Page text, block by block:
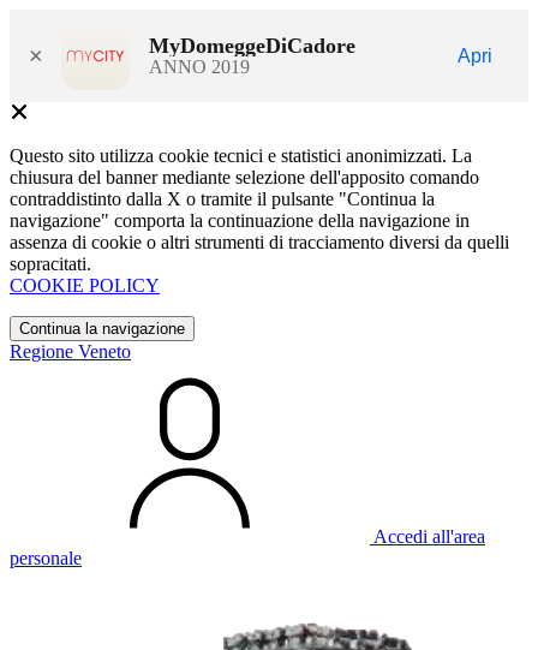
× MyDomeggeDiCadore
ANNO 2019
Apri
Questo sito utilizza cookie tecnici e statistici anonimizzati. La
chiusura del banner mediante selezione dell'apposito comando
contraddistinto dalla X o tramite il pulsante "Continua la
navigazione" comporta la continuazione della navigazione in
assenza di cookie o altri strumenti di tracciamento diversi da quelli
sopracitati.
COOKIE POLICY
Continua la navigazione
Regione Veneto
Accedi all'area
personale